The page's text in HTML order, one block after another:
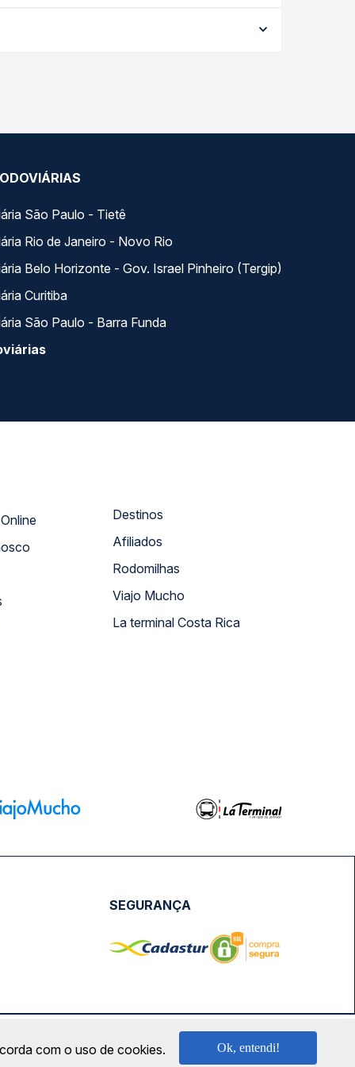
e garante a melhor oferta para o seu roteiro.
São Paulo - Tietê
Rio de Janeiro - Novo Rio
Belo Horizonte - Gov. Israel Pinheiro (Tergip)
Curitiba
São Paulo - Barra Funda
Atendimento Online
Destinos
Afiliados
Rodomilhas
Viajo Mucho
La terminal Costa Rica
SEGURANÇA
0001-57 | saconibus@queropassagem.com.br
com o uso de cookies. Ok, entendi!